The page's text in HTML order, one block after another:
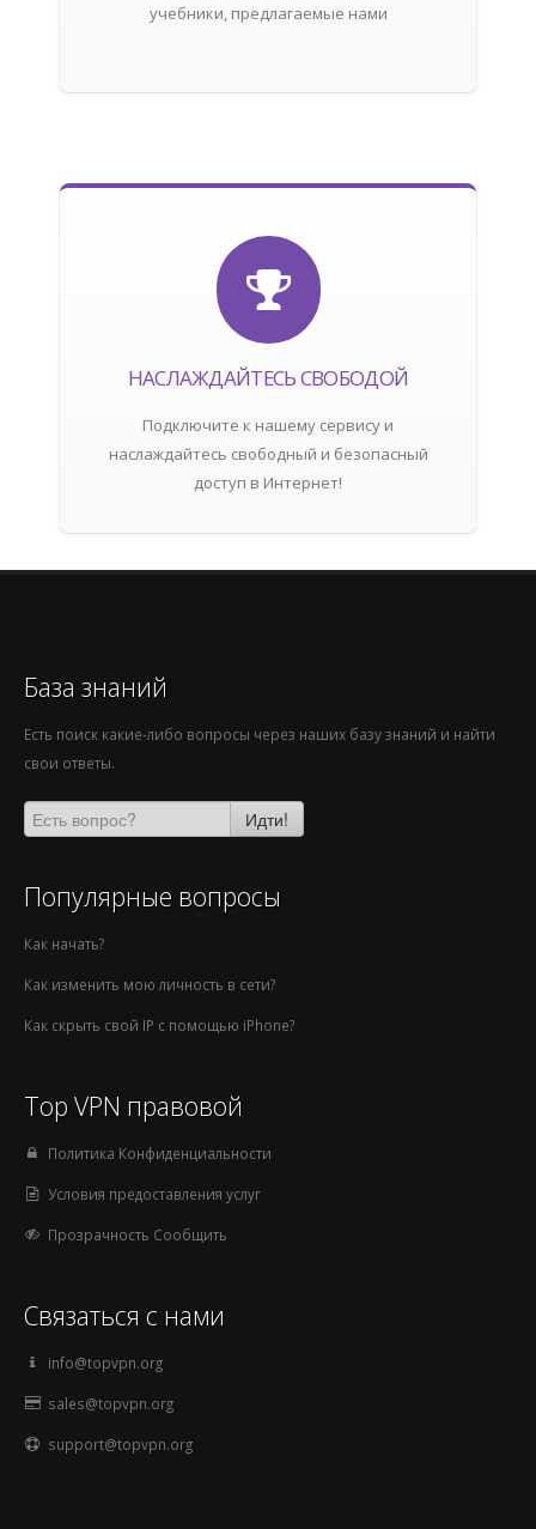
учебники, предлагаемые нами
НАСЛАЖДАЙТЕСЬ СВОБОДОЙ
Подключите к нашему сервису и
наслаждайтесь свободный и безопасный
доступ в Интернет!
База знаний
Есть поиск какие-либо вопросы через наших базу знаний и найти
свои ответы.
Идти!
Популярные вопросы
Как начать?
Как изменить мою личность в сети?
Как скрыть свой IP с помощью iPhone?
Top VPN правовой
Политика Конфиденциальности
Условия предоставления услуг
Прозрачность Сообщить
Связаться с нами
info@topvpn.org
sales@topvpn.org
support@topvpn.org